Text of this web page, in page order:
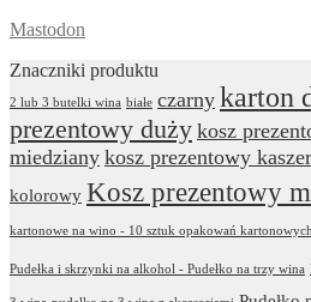
Mastodon
Znaczniki produktu
2 lub 3 butelki wina białe czarny karton
prezentowy duży kosz
miedziany kosz prezentowy
kolorowy Kosz prezentowy
kartonowe na wino - 10 sztuk opakowań
Pudełka i skrzynki na alkohol - Pudełko na trzy wina